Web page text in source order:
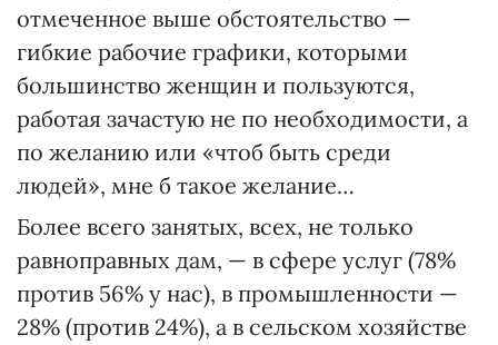
отмеченное выше обстоятельство —
гибкие рабочие графики, которыми
большинство женщин и пользуются,
работая зачастую не по необходимости, а
по желанию или «чтоб быть среди
людей», мне б такое желание…
Более всего занятых, всех, не только
равноправных дам, — в сфере услуг (78%
против 56% у нас), в промышленности —
28% (против 24%), а в сельском хозяйстве